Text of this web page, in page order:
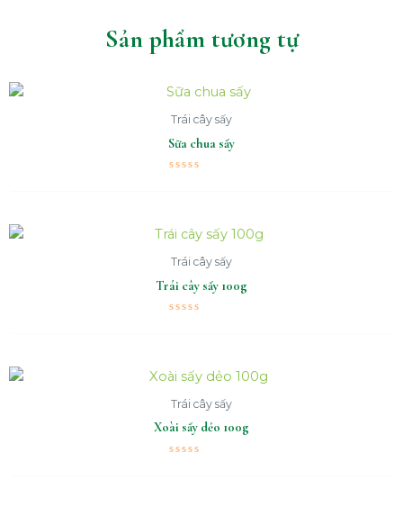
Sản phẩm tương tự
Trái cây sấy
Sữa chua sấy
sao
Trái cây sấy
Trái cây sấy 100g
sao
Trái cây sấy
Xoài sấy dẻo 100g